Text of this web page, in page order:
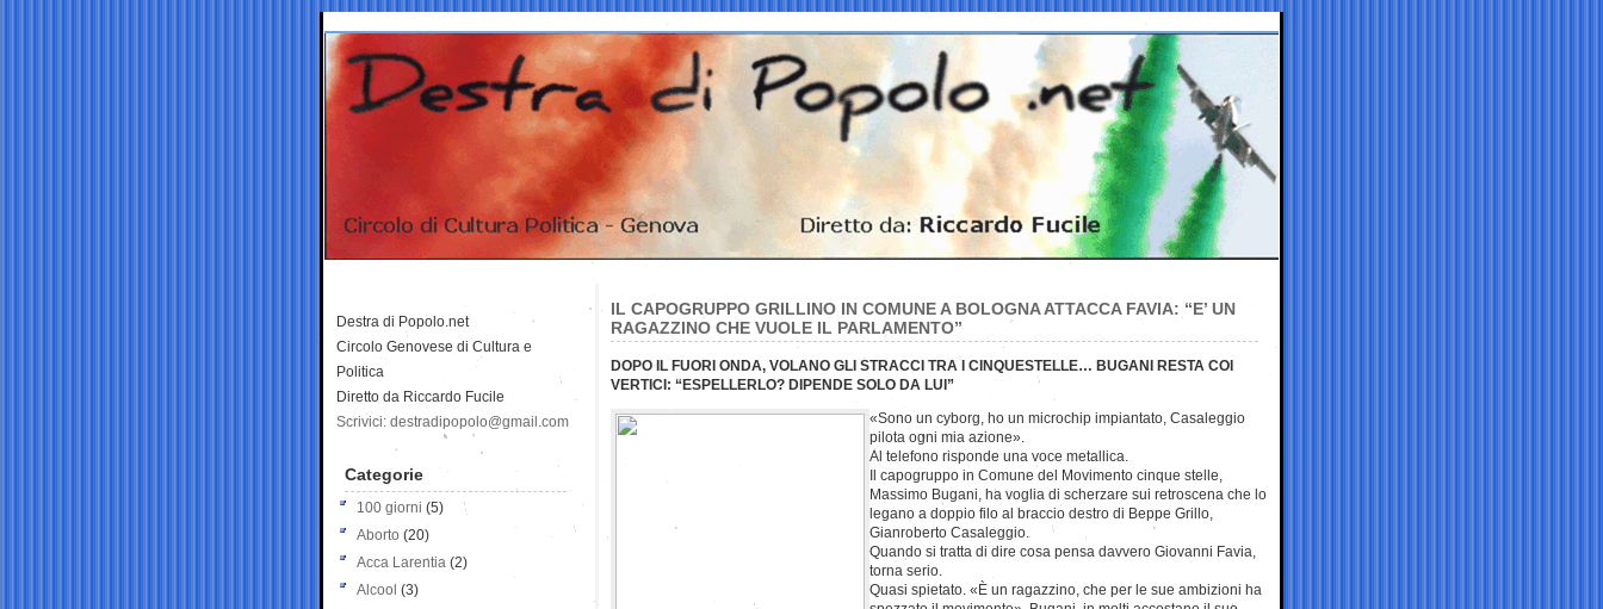
IL CAPOGRUPPO GRILLINO IN COMUNE A BOLOGNA ATTACCA FAVIA: “E’ UN
RAGAZZINO CHE VUOLE IL PARLAMENTO”
DOPO IL FUORI ONDA, VOLANO GLI STRACCI TRA I CINQUESTELLE… BUGANI RESTA COI
VERTICI: “ESPELLERLO? DIPENDE SOLO DA LUI”
«Sono un cyborg, ho un microchip impiantato, Casaleggio
pilota ogni mia azione».
Al telefono risponde una voce metallica.
Il capogruppo in Comune del Movimento cinque stelle,
Massimo Bugani, ha voglia di scherzare sui retroscena che lo
legano a doppio filo al braccio destro di Beppe Grillo,
Gianroberto Casaleggio.
Quando si tratta di dire cosa pensa davvero Giovanni Favia,
torna serio.
Quasi spietato. «È un ragazzino, che per le sue ambizioni ha
Destra di Popolo.net
Circolo Genovese di Cultura e
Politica
Diretto da Riccardo Fucile
Scrivici: destradipopolo@gmail.com
Categorie
100 giorni (5)
Aborto (20)
Acca Larentia (2)
Alcool (3)